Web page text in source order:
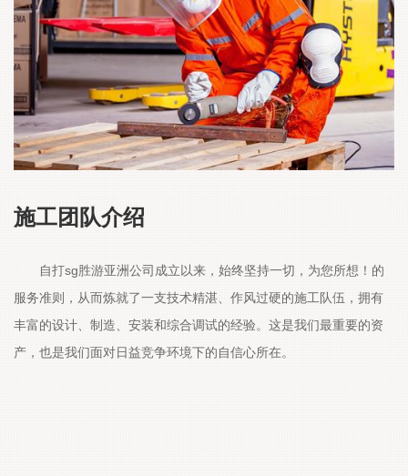
施工团队介绍
自打sg胜游亚洲公司成立以来，始终坚持一切，为您所想！的
服务准则，从而炼就了一支技术精湛、作风过硬的施工队伍，拥有
丰富的设计、制造、安装和综合调试的经验。这是我们最重要的资
产，也是我们面对日益竞争环境下的自信心所在。